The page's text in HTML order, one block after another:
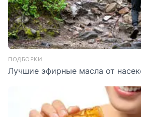
ПОДБОРКИ
Лучшие эфирные масла от